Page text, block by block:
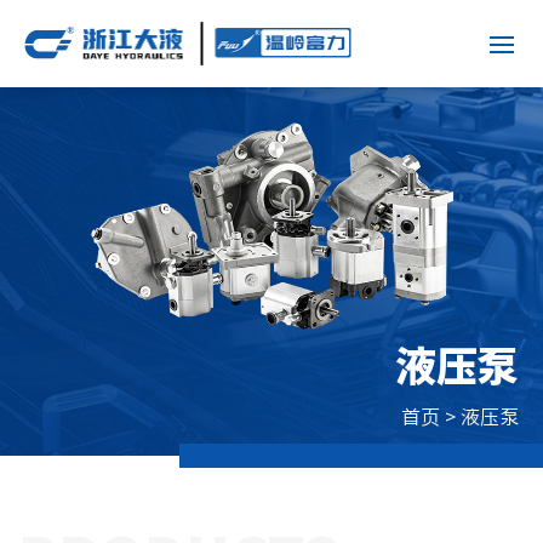
液压泵
首页 > 液压泵